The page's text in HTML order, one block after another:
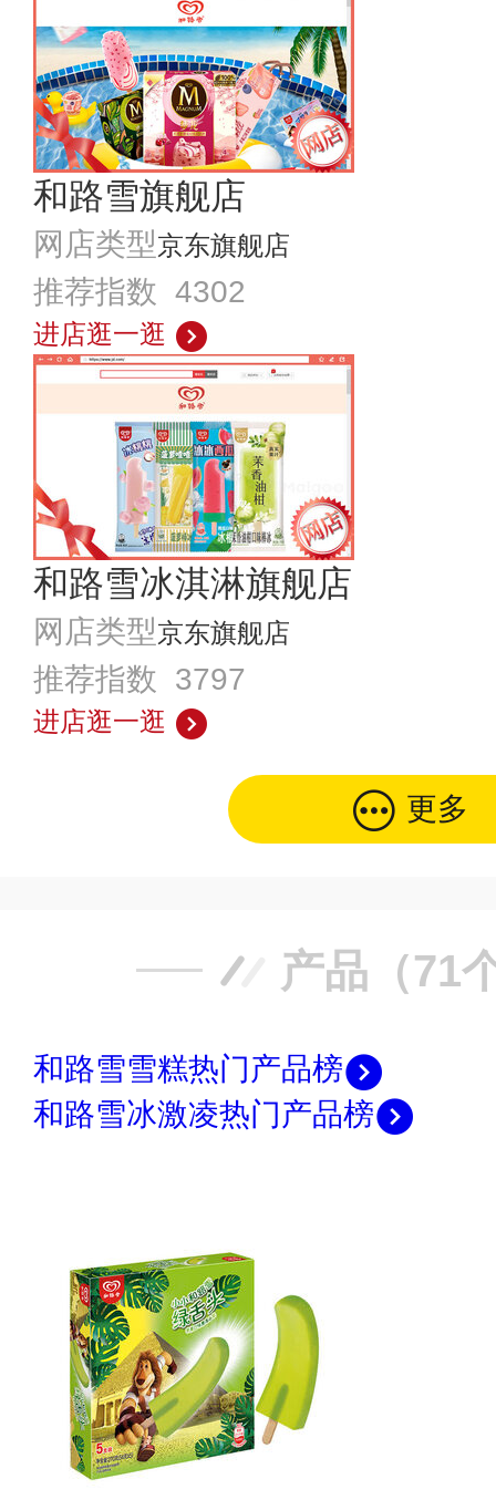
和路雪旗舰店
网店类型京东旗舰店
推荐指数 4302
进店逛一逛
和路雪冰淇淋旗舰店
网店类型京东旗舰店
推荐指数 3797
进店逛一逛
更多
产品（71
和路雪雪糕热门产品榜
和路雪冰激凌热门产品榜